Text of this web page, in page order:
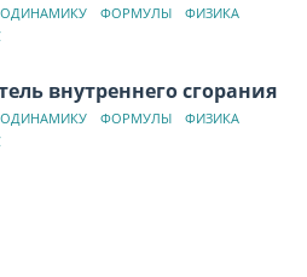
ФОРМУЛЫ
ФИЗИКА
внутреннего сгорания
ФОРМУЛЫ
ФИЗИКА